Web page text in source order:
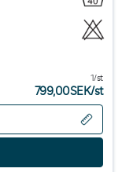
1/st
799,00SEK/st